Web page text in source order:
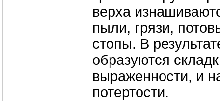
верха
пыли, грязи,
стопы. В
образуются
выраженности, и
потертости.